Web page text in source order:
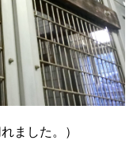
ました。）